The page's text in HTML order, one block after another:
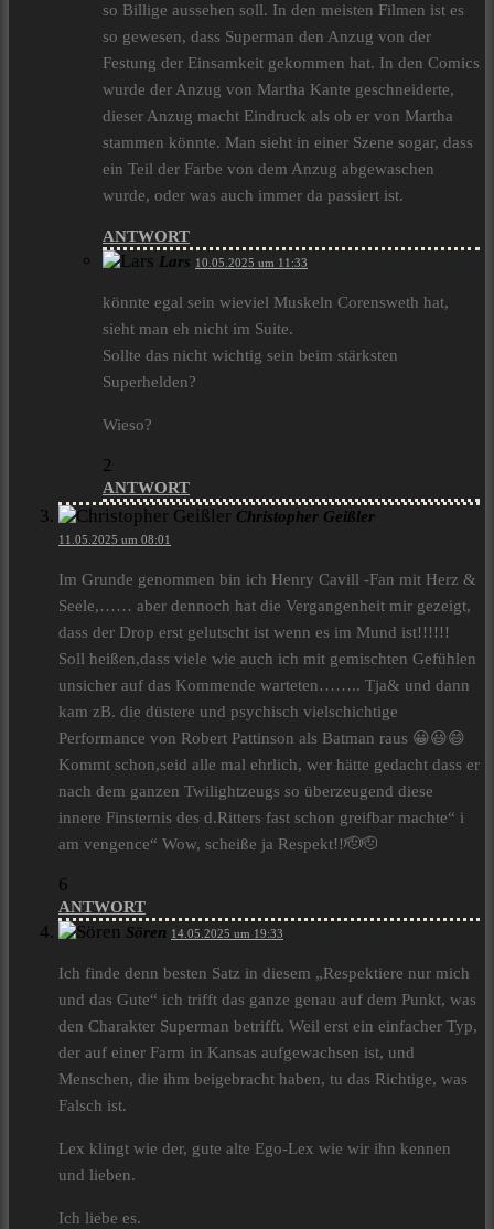
so Billige aussehen soll. In den meisten Filmen ist es
so gewesen, dass Superman den Anzug von der
Festung der Einsamkeit gekommen hat. In den Comics
wurde der Anzug von Martha Kante geschneiderte,
dieser Anzug macht Eindruck als ob er von Martha
stammen könnte. Man sieht in einer Szene sogar, dass
ein Teil der Farbe von dem Anzug abgewaschen
wurde, oder was auch immer da passiert ist.
ANTWORT
Lars 10.05.2025 um 11:33
könnte egal sein wieviel Muskeln Corensweth hat,
sieht man eh nicht im Suite.
Sollte das nicht wichtig sein beim stärksten
Superhelden?
Wieso?
2
ANTWORT
Christopher Geißler
11.05.2025 um 08:01
Im Grunde genommen bin ich Henry Cavill -Fan mit Herz &
Seele,…… aber dennoch hat die Vergangenheit mir gezeigt,
dass der Drop erst gelutscht ist wenn es im Mund ist!!!!!!
Soll heißen,dass viele wie auch ich mit gemischten Gefühlen
unsicher auf das Kommende warteten…….. Tja& und dann
kam zB. die düstere und psychisch vielschichtige
Performance von Robert Pattinson als Batman raus 😀😃😄
Kommt schon,seid alle mal ehrlich, wer hätte gedacht dass er
nach dem ganzen Twilightzeugs so überzeugend diese
innere Finsternis des d.Ritters fast schon greifbar machte“ i
am vengence“ Wow, scheiße ja Respekt!!🫡🫡
6
ANTWORT
Sören 14.05.2025 um 19:33
Ich finde denn besten Satz in diesem „Respektiere nur mich
und das Gute“ ich trifft das ganze genau auf dem Punkt, was
den Charakter Superman betrifft. Weil erst ein einfacher Typ,
der auf einer Farm in Kansas aufgewachsen ist, und
Menschen, die ihm beigebracht haben, tu das Richtige, was
Falsch ist.
Lex klingt wie der, gute alte Ego-Lex wie wir ihn kennen
und lieben.
Ich liebe es.